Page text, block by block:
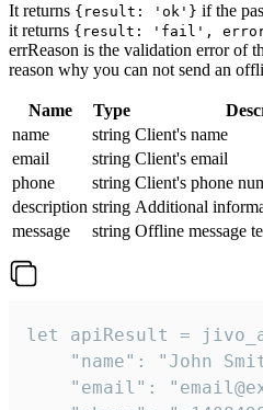
It returns {result: 'ok'} if the
it returns {result: 'fail', error:
errReason is the validation error of
reason why you can not send an
Name Type
name
string Client's name
email
string Client's email
phone
string Client's phone
description string Additional
message
string Offline message
let apiResult =
"name": "John
"email":